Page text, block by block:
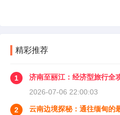
精彩推荐
1
济南至丽江：经济型旅行全
2026-07-06 22:00:03
2
云南边境探秘：通往缅甸的